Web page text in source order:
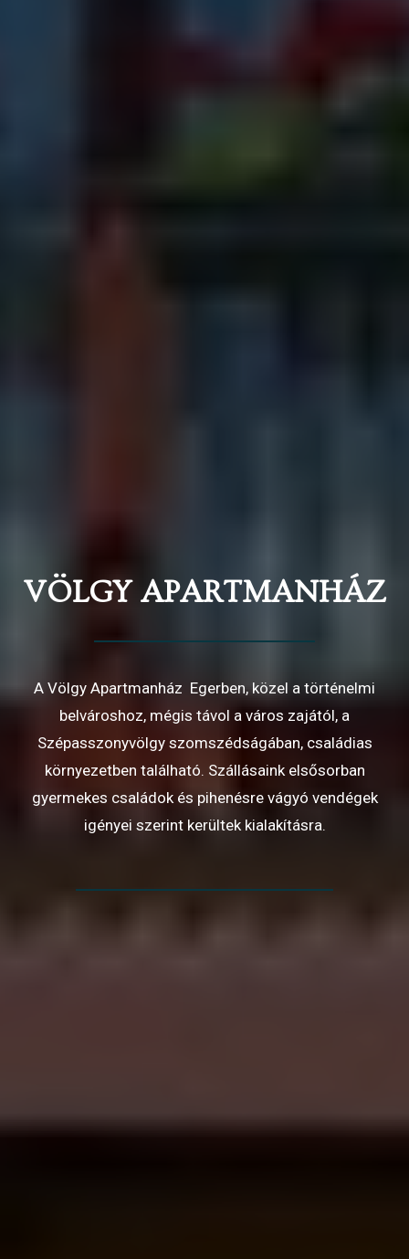
VÖLGY APARTMANHÁZ
A Völgy Apartmanház Egerben, közel a történelmi
belvároshoz, mégis távol a város zajától, a
Szépasszonyvölgy szomszédságában, családias
környezetben található. Szállásaink elsősorban
gyermekes családok és pihenésre vágyó vendégek
igényei szerint kerültek kialakításra.